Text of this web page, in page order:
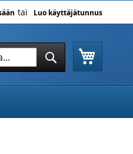
Luo käyttäjätunnus